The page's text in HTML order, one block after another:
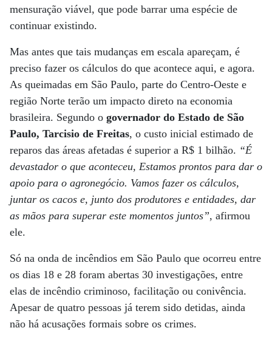
mensuração viável, que pode barrar uma espécie de
continuar existindo.
Mas antes que tais mudanças em escala apareçam, é
preciso fazer os cálculos do que acontece aqui, e agora.
As queimadas em São Paulo, parte do Centro-Oeste e
região Norte terão um impacto direto na economia
brasileira. Segundo o governador do Estado de São
Paulo, Tarcisio de Freitas, o custo inicial estimado de
reparos das áreas afetadas é superior a R$ 1 bilhão. “É
devastador o que aconteceu, Estamos prontos para dar o
apoio para o agronegócio. Vamos fazer os cálculos,
juntar os cacos e, junto dos produtores e entidades, dar
as mãos para superar este momentos juntos”, afirmou
ele.
Só na onda de incêndios em São Paulo que ocorreu entre
os dias 18 e 28 foram abertas 30 investigações, entre
elas de incêndio criminoso, facilitação ou conivência.
Apesar de quatro pessoas já terem sido detidas, ainda
não há acusações formais sobre os crimes.